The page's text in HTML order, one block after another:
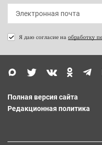
Я даю согласие на обработку
Полная версия сайта
Редакционная политика